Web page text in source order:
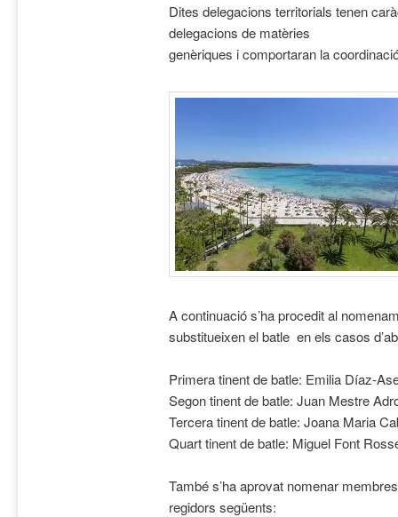
Dites delegacions territorials tenen
delegacions de matèries
genèriques i comportaran la
A continuació s’ha procedit al
substitueixen el batle en els casos
Primera tinent de batle: Emilia Díaz-
Segon tinent de batle: Juan Mestre
Tercera tinent de batle: Joana Maria
Quart tinent de batle: Miguel Font
També s’ha aprovat nomenar
regidors següents: